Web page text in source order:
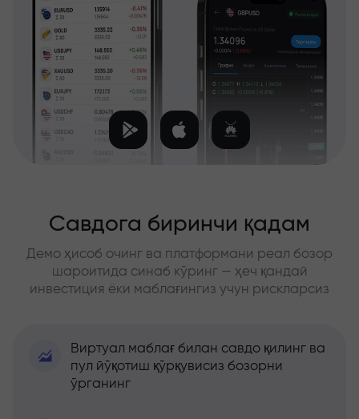
Савдога биринчи қадам
Демо ҳисоб очинг ва платформани реал бозор
шароитида синаб кўринг — ҳеч қандай
инвестиция ёки маблағингиз учун рискларсиз
Виртуал маблағ билан савдо қилинг ва
пул йўқотиш қўрқувисиз бозорни
ўрганинг